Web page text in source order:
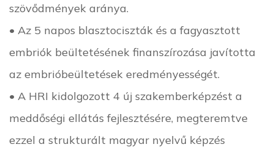
szövődmények aránya.
• Az 5 napos blasztociszták és a fagyasztott
embriók beültetésének finanszírozása javította
az embrióbeültetések eredményességét.
• A HRI kidolgozott 4 új szakemberképzést a
meddőségi ellátás fejlesztésére, megteremtve
ezzel a strukturált magyar nyelvű képzés